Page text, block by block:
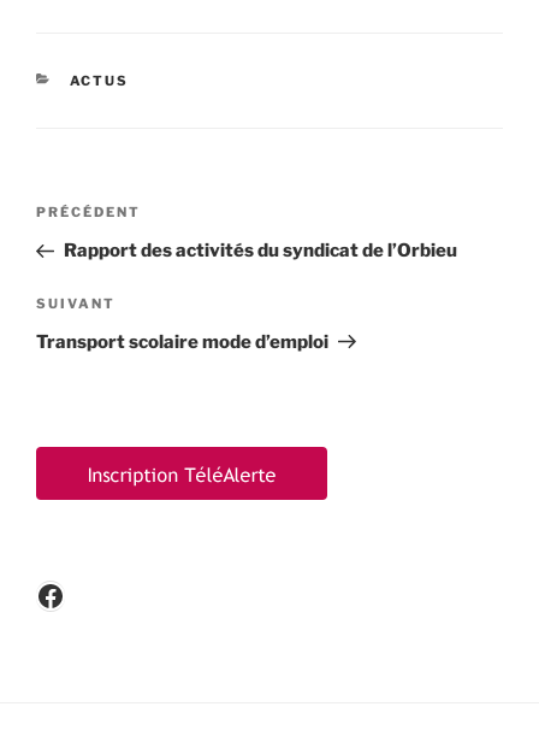
CATÉGORIES
ACTUS
Navigation
l’article
Article
précédent
PRÉCÉDENT
Rapport des activités du syndicat de l’Orbieu
Article
suivant
SUIVANT
Transport scolaire mode d’emploi
Facebook